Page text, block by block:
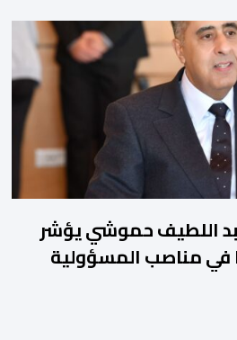
وذلك لتنوير الرأي العام بالحقائق
المؤسسة السجنية أن المعني
تتبع طبي منتظم ومستمر وفقا […]
عبد اللطيف حموشي يؤشر
في مناصب المسؤولية